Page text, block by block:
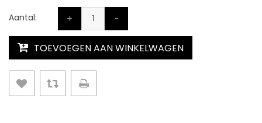
Aantal: + -
TOEVOEGEN AAN WINKELWAGEN